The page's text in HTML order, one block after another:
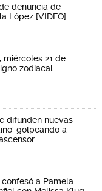
denuncia de
López [VIDEO]
miércoles 21 de
zodiacal
difunden nuevas
golpeando a
a Pamela